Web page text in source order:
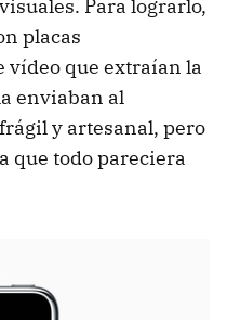
Para lograrlo,
placas
vídeo que extraían la
enviaban al
y artesanal, pero
que todo pareciera